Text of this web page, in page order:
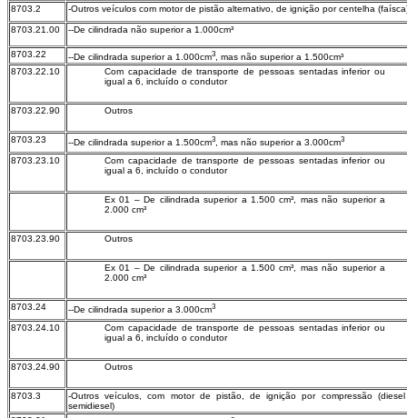
8703.2
-Outros veículos com motor de pistão alternativo, de ignição por centelha
8703.21.00 --De cilindrada não superior a 1.000cm³
8703.22 --De cilindrada superior a 1.000cm3, mas não superior a 1.500cm³
8703.22.10
Com capacidade de transporte de pessoas sentadas inferior ou
igual a 6, incluído o condutor
8703.22.90 Outros
8703.23 --De cilindrada superior a 1.500cm3, mas não superior a 3.000cm3
8703.23.10
Com capacidade de transporte de pessoas sentadas inferior ou
igual a 6, incluído o condutor
Ex 01 – De cilindrada superior a 1.500 cm³, mas não superior a
2.000 cm³
8703.23.90 Outros
Ex 01 – De cilindrada superior a 1.500 cm³, mas não superior a
2.000 cm³
8703.24 --De cilindrada superior a 3.000cm3
8703.24.10
Com capacidade de transporte de pessoas sentadas inferior ou
igual a 6, incluído o condutor
8703.24.90 Outros
8703.3
-Outros veículos, com motor de pistão, de ignição por compressão
semidiesel)